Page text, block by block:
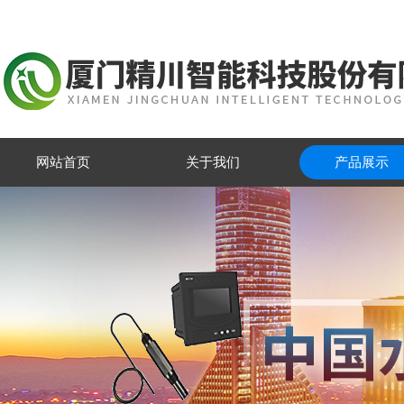
网站首页 关于我们 产品展示